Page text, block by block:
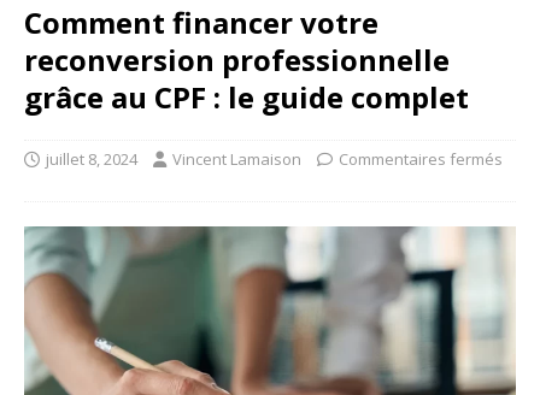
Comment financer votre
reconversion professionnelle
grâce au CPF : le guide complet
juillet 8, 2024 Vincent Lamaison Commentaires fermés